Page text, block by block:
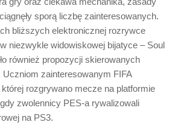
sporą liczbę zainteresowanych.
bliższych elektronicznej rozrywce
niezwykle widowiskowej bijatyce – Soul
również propozycji skierowanych
Uczniom zainteresowanym FIFA
rozgrywano mecze na platformie
zwolennicy PES-a rywalizowali
na PS3.